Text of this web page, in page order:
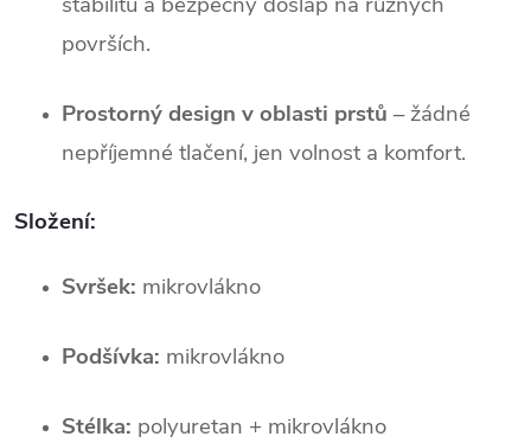
površích.
Prostorný design v oblasti prstů – žádné
nepříjemné tlačení, jen volnost a komfort.
Složení:
Svršek: mikrovlákno
Podšívka: mikrovlákno
Stélka: polyuretan + mikrovlákno